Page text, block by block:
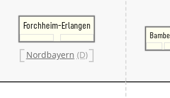
Forchheim-Erlangen
Nordbayern (D)